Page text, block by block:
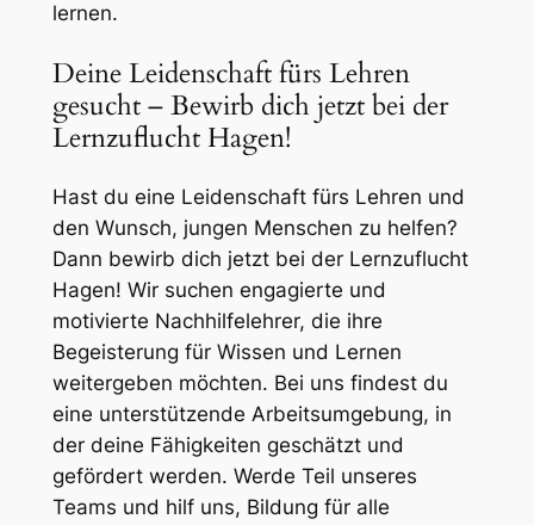
lernen.
Deine Leidenschaft fürs Lehren
gesucht – Bewirb dich jetzt bei der
Lernzuflucht Hagen!
Hast du eine Leidenschaft fürs Lehren und
den Wunsch, jungen Menschen zu helfen?
Dann bewirb dich jetzt bei der Lernzuflucht
Hagen! Wir suchen engagierte und
motivierte Nachhilfelehrer, die ihre
Begeisterung für Wissen und Lernen
weitergeben möchten. Bei uns findest du
eine unterstützende Arbeitsumgebung, in
der deine Fähigkeiten geschätzt und
gefördert werden. Werde Teil unseres
Teams und hilf uns, Bildung für alle